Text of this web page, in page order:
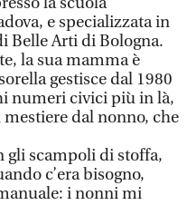
e specializzata in
Belle Arti di Bologna.
la sua mamma è
gestisce dal 1980
numeri civici più in là,
dal nonno, che
gli scampoli di stoffa,
c’era bisogno,
i nonni mi